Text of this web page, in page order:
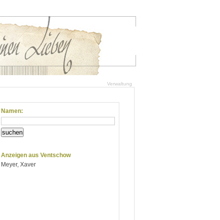
Verwaltung
Namen:
suchen
Anzeigen aus Ventschow
Meyer, Xaver